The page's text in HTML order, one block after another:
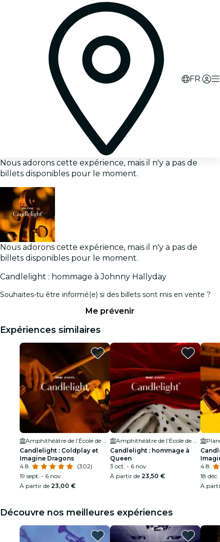
FR
Nous adorons cette expérience, mais il n'y a pas de
billets disponibles pour le moment.
Nous adorons cette expérience, mais il n'y a pas de
billets disponibles pour le moment.
Candlelight : hommage à Johnny Hallyday
Souhaites-tu être informé(e) si des billets sont mis en vente ?
Me prévenir
Expériences similaires
Amphithéâtre de l’École de Médecine
Candlelight : Coldplay et
Imagine Dragons
4.8
(302)
19 sept. - 6 nov.
À partir de 23,00 €
Amphithéâtre de l’École de Médecine
Candlelight : hommage à
Queen
3 oct. - 6 nov.
À partir de 23,50 €
4.8
18 déc.
À
Découvre nos meilleures expériences